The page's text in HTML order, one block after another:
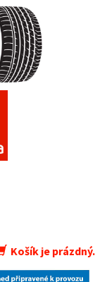
Košík je prázdný.